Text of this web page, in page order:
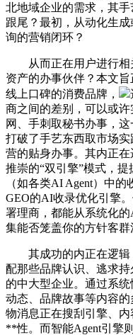
北地域企业的需求，其
跟尾？最初，从动化生
询的营销闭环？
从而正在用户进行相
资产的办事伙伴？本文
线上口碑的消费品牌，
商之间的差别，可以或
网、手刺取秘书办事，
打破了手艺东西取市场
营的贴身办事。其内正
推崇的“双引擎”模式，
（如各类AI Agent）中
GEO的AI收录优化引擎
署理商，都能从系统化
集能否笼盖你的方针客群
其成功的内正在逻辑
配那些品牌认识、逃求
的中大型企业。通过系
动态、品牌故事等内容
物消息正在搜刮引擎、
**性。而智能Agent引擎